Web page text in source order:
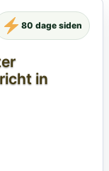
in
80 dage siden